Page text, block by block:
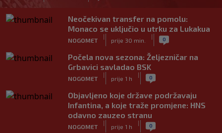
Neočekivan transfer na pomolu:
Monaco se uključio u utrku za Lukakua
NOGOMET
|
prije 30 min.
| 0
Počela nova sezona: Željezničar na
Grbavici savladao BSK
NOGOMET
|
prije 1 h
| 0
Objavljeno koje države podržavaju
Infantina, a koje traže promjene: HNS
odavno zauzeo stranu
NOGOMET
|
prije 1 h
| 0